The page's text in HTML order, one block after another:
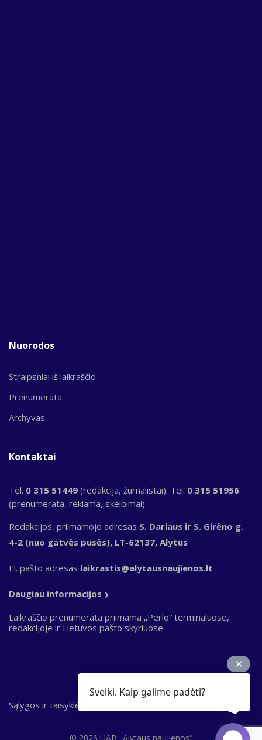
Nuorodos
Straipsniai iš laikraščio
Prenumerata
Archyvas
Kontaktai
Tel. 0 315 51449 (redakcija, žurnalistai). Tel. 0 315 51956
(prenumerata, reklama, skelbimai)
Redakcijos, priimamojo adresas S. Dariaus ir S. Girėno g.
4-2 (nuo gatvės pusės), LT-62137, Alytus
El. pašto adresas laikrastis@alytausnaujienos.lt
Daugiau informacijos
Laikraščio prenumerata priimama „Perlo“ terminaluose,
redakcijoje ir Lietuvos pašto skyriuose
© 2026 UAB „Alytaus naujienos"
Bottom
Sąlygos ir taisyklės
Sveiki. Kaip galime padėti?